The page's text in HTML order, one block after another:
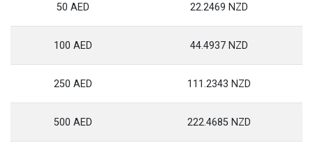
50 AED 22.2469 NZD
100 AED 44.4937 NZD
250 AED 111.2343 NZD
500 AED 222.4685 NZD